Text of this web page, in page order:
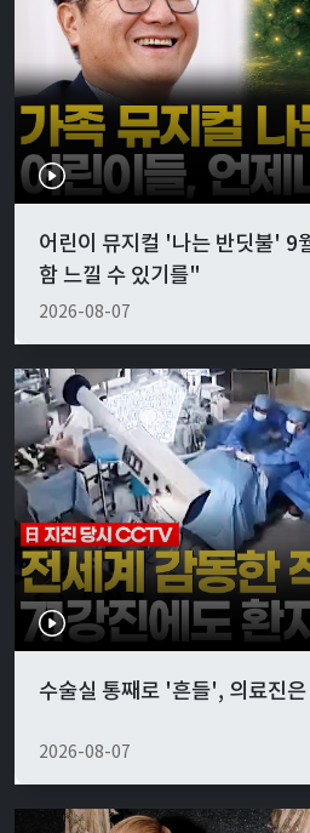
어린이 뮤지컬 '나는 반딧불'
함 느낄 수 있기를"
2026-08-07
수술실 통째로 '흔들', 의료진
2026-08-07